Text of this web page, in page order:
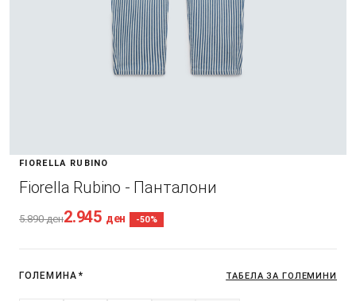
FIORELLA RUBINO
Fiorella Rubino - Панталони
5.890ден2.945 ден -50%
ГОЛЕМИНА * ТАБЕЛА ЗА ГОЛЕМИНИ